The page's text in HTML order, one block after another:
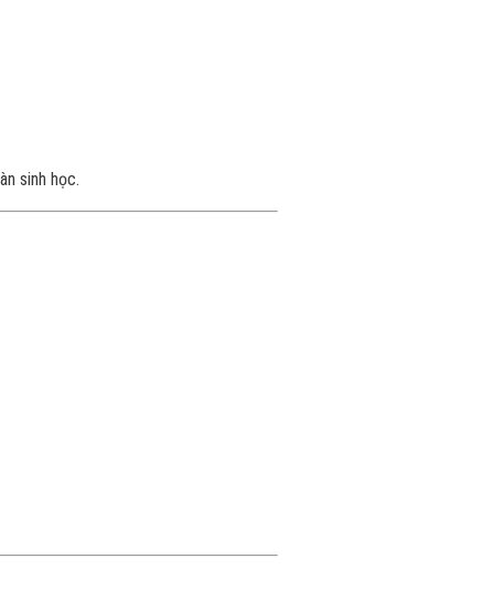
sinh học.